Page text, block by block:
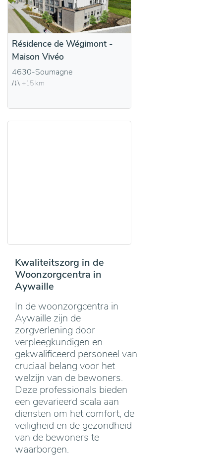
Résidence de Wégimont -
Maison Vivéo
4630-Soumagne
+15 km
Kwaliteitszorg in de
Woonzorgcentra in
Aywaille
In de woonzorgcentra in
Aywaille zijn de
zorgverlening door
verpleegkundigen en
gekwalificeerd personeel van
cruciaal belang voor het
welzijn van de bewoners.
Deze professionals bieden
een gevarieerd scala aan
diensten om het comfort, de
veiligheid en de gezondheid
van de bewoners te
waarborgen.